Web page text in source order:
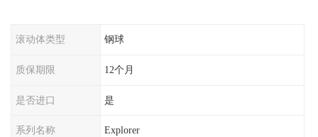
滚动体类型 钢球
质保期限 12个月
是否进口 是
系列名称 Explorer